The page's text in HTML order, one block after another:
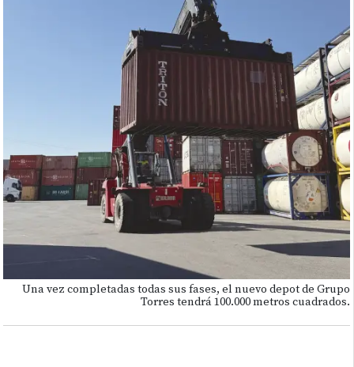
Una vez completadas todas sus fases, el nuevo depot de Grupo
Torres tendrá 100.000 metros cuadrados.